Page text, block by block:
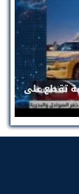
تقطع على